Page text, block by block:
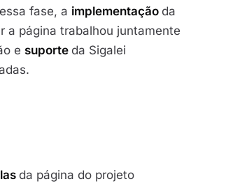
fase, a implementação da
a página trabalhou juntamente
e suporte da Sigalei
da página do projeto